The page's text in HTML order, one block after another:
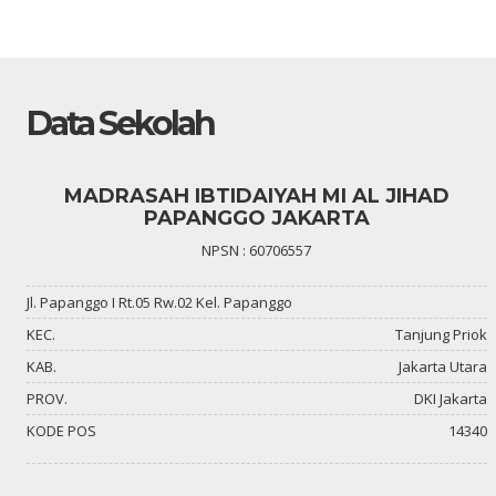
Data Sekolah
MADRASAH IBTIDAIYAH MI AL JIHAD
PAPANGGO JAKARTA
NPSN : 60706557
Jl. Papanggo I Rt.05 Rw.02 Kel. Papanggo
KEC.
Tanjung Priok
KAB.
Jakarta Utara
PROV.
DKI Jakarta
KODE POS
14340